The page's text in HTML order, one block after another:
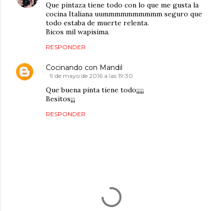
Que pintaza tiene todo con lo que me gusta la
cocina Italiana uummmmmmmmmm seguro que
todo estaba de muerte relenta.
Bicos mil wapisima.
RESPONDER
Cocinando con Mandil
9 de mayo de 2016 a las 19:30
Que buena pinta tiene todo¡¡¡¡¡
Besitos¡¡¡
RESPONDER